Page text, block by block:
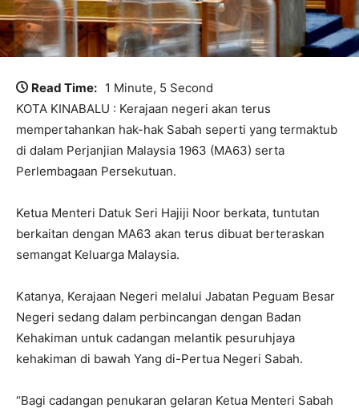
Read Time: 1 Minute, 5 Second
KOTA KINABALU : Kerajaan negeri akan terus
mempertahankan hak-hak Sabah seperti yang termaktub
di dalam Perjanjian Malaysia 1963 (MA63) serta
Perlembagaan Persekutuan.
Ketua Menteri Datuk Seri Hajiji Noor berkata, tuntutan
berkaitan dengan MA63 akan terus dibuat berteraskan
semangat Keluarga Malaysia.
Katanya, Kerajaan Negeri melalui Jabatan Peguam Besar
Negeri sedang dalam perbincangan dengan Badan
Kehakiman untuk cadangan melantik pesuruhjaya
kehakiman di bawah Yang di-Pertua Negeri Sabah.
“Bagi cadangan penukaran gelaran Ketua Menteri Sabah